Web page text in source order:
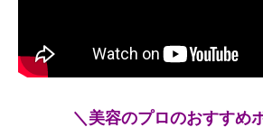
＼美容のプロのおすすめ